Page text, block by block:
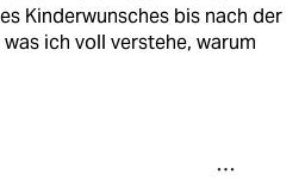
Kinderwunsches bis nach der
ich voll verstehe, warum